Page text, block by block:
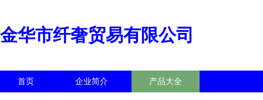
金华市纤奢贸易有限公司
首页 企业简介 产品大全